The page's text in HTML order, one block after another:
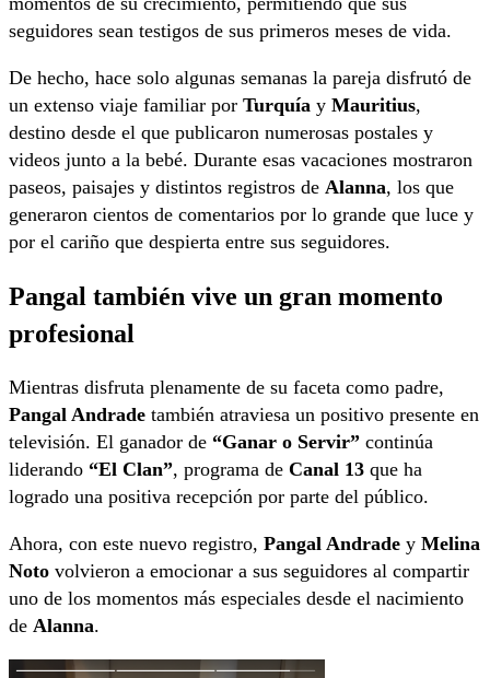
seguidores sean testigos de sus primeros meses de vida.
De hecho, hace solo algunas semanas la pareja disfrutó de
un extenso viaje familiar por Turquía y Mauritius,
destino desde el que publicaron numerosas postales y
videos junto a la bebé. Durante esas vacaciones mostraron
paseos, paisajes y distintos registros de Alanna, los que
generaron cientos de comentarios por lo grande que luce y
por el cariño que despierta entre sus seguidores.
Pangal también vive un gran momento
profesional
Mientras disfruta plenamente de su faceta como padre,
Pangal Andrade también atraviesa un positivo presente en
televisión. El ganador de “Ganar o Servir” continúa
liderando “El Clan”, programa de Canal 13 que ha
logrado una positiva recepción por parte del público.
Ahora, con este nuevo registro, Pangal Andrade y Melina
Noto volvieron a emocionar a sus seguidores al compartir
uno de los momentos más especiales desde el nacimiento
de Alanna.